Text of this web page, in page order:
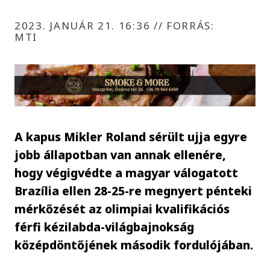
2023. JANUÁR 21. 16:36 // FORRÁS:
MTI
A kapus Mikler Roland sérült ujja egyre
jobb állapotban van annak ellenére,
hogy végigvédte a magyar válogatott
Brazília ellen 28-25-re megnyert pénteki
mérkőzését az olimpiai kvalifikációs
férfi kézilabda-világbajnokság
középdöntőjének második fordulójában.